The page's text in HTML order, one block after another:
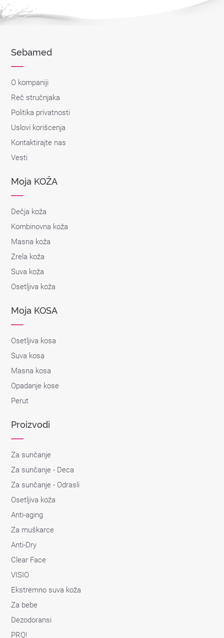
Sebamed
O kompaniji
Reč stručnjaka
Politika privatnosti
Uslovi korišcenja
Kontaktirajte nas
Vesti
Moja KOŽA
Dečja koža
Kombinovna koža
Masna koža
Zrela koža
Suva koža
Osetljiva koža
Moja KOSA
Osetljiva kosa
Suva kosa
Masna kosa
Opadanje kose
Perut
Proizvodi
Za sunčanje
Za sunčanje - Deca
Za sunčanje - Odrasli
Osetljiva koža
Anti-aging
Za muškarce
Anti-Dry
Clear Face
VISIO
Ekstremno suva koža
Za bebe
Dezodoransi
PRO!